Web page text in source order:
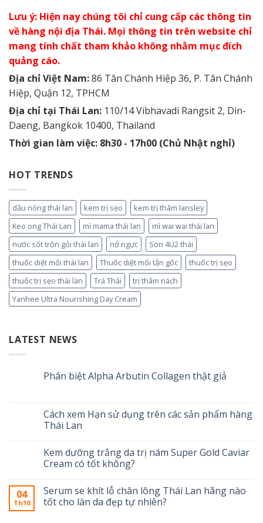
Lưu ý: Hiện nay chúng tôi chỉ cung cấp các thông tin
về hàng nội địa Thái. Mọi thông tin trên website chỉ
mang tính chất tham khảo không nhằm mục đích
quảng cáo.
Địa chỉ Việt Nam:86 Tân Chánh Hiệp 36, P. Tân Chánh
Hiệp, Quận 12, TPHCM
Địa chỉ tại Thái Lan: 110/14 Vibhavadi Rangsit 2, Din-
Daeng, Bangkok 10400, Thailand
Thời gian làm việc: 8h30 - 17h00 (Chủ Nhật nghỉ)
HOT TRENDS
dầu nóng thái lan kem trị sẹo
kem trị thâm lansley
Keo ong Thái Lan
mì mama thái lan
mì wai wai thái lan
nước sốt trộn gỏi thái lan
nở ngực
Son 4U2 thái
thuốc diệt mối thái lan
Thuốc diệt mối tận gốc
thuốc trị sẹo
thuốc trị sẹo thái lan
Trà Thái
trị thâm nách
Yanhee Ultra Nourishing Day Cream
LATEST NEWS
Phân biệt Alpha Arbutin Collagen thật giả
Cách xem Hạn sử dụng trên các sản phẩm hàng
Thái Lan
Kem dưỡng trắng da trị nám Super Gold Caviar
Cream có tốt không?
04
Th10
Serum se khít lỗ chân lông Thái Lan hãng nào
tốt cho làn da đẹp tự nhiên?